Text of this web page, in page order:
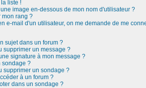
liste !
image en-dessous de mon nom d'utilisateur ?
mon rang ?
e-mail d'un utilisateur, on me demande de me
sujet dans un forum ?
supprimer un message ?
signature à mon message ?
sondage ?
supprimer un sondage ?
à un forum ?
dans un sondage ?